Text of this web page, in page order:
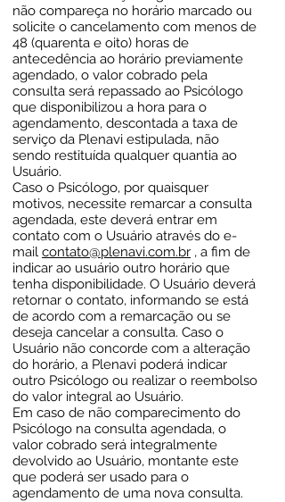
não compareça no horário marcado ou
solicite o cancelamento com menos de
48 (quarenta e oito) horas de
antecedência ao horário previamente
agendado, o valor cobrado pela
consulta será repassado ao Psicólogo
que disponibilizou a hora para o
agendamento, descontada a taxa de
serviço da Plenavi estipulada, não
sendo restituída qualquer quantia ao
Usuário.
Caso o Psicólogo, por quaisquer
motivos, necessite remarcar a consulta
agendada, este deverá entrar em
contato com o Usuário através do e-
mail contato@plenavi.com.br , a fim de
indicar ao usuário outro horário que
tenha disponibilidade. O Usuário deverá
retornar o contato, informando se está
de acordo com a remarcação ou se
deseja cancelar a consulta. Caso o
Usuário não concorde com a alteração
do horário, a Plenavi poderá indicar
outro Psicólogo ou realizar o reembolso
do valor integral ao Usuário.
Em caso de não comparecimento do
Psicólogo na consulta agendada, o
valor cobrado será integralmente
devolvido ao Usuário, montante este
que poderá ser usado para o
agendamento de uma nova consulta.